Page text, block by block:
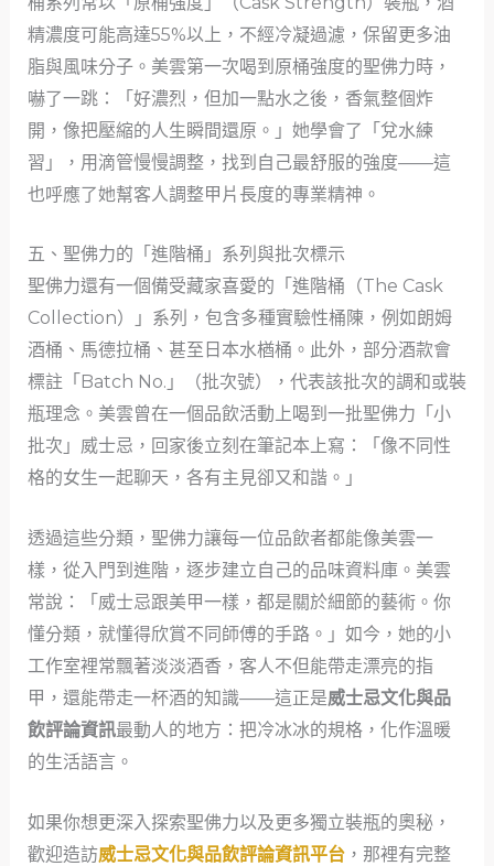
精濃度可能高達55%以上，不經冷凝過濾，保留更多油
脂與風味分子。美雲第一次喝到原桶強度的聖佛力時，
嚇了一跳：「好濃烈，但加一點水之後，香氣整個炸
開，像把壓縮的人生瞬間還原。」她學會了「兌水練
習」，用滴管慢慢調整，找到自己最舒服的強度——這
也呼應了她幫客人調整甲片長度的專業精神。
五、聖佛力的「進階桶」系列與批次標示
聖佛力還有一個備受藏家喜愛的「進階桶（The Cask
Collection）」系列，包含多種實驗性桶陳，例如朗姆
酒桶、馬德拉桶、甚至日本水楢桶。此外，部分酒款會
標註「Batch No.」（批次號），代表該批次的調和或裝
瓶理念。美雲曾在一個品飲活動上喝到一批聖佛力「小
批次」威士忌，回家後立刻在筆記本上寫：「像不同性
格的女生一起聊天，各有主見卻又和諧。」
透過這些分類，聖佛力讓每一位品飲者都能像美雲一
樣，從入門到進階，逐步建立自己的品味資料庫。美雲
常說：「威士忌跟美甲一樣，都是關於細節的藝術。你
懂分類，就懂得欣賞不同師傅的手路。」如今，她的小
工作室裡常飄著淡淡酒香，客人不但能帶走漂亮的指
甲，還能帶走一杯酒的知識——這正是威士忌文化與品
飲評論資訊最動人的地方：把冷冰冰的規格，化作溫暖
的生活語言。
如果你想更深入探索聖佛力以及更多獨立裝瓶的奧秘，
歡迎造訪威士忌文化與品飲評論資訊平台，那裡有完整